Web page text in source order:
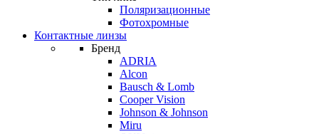
Поляризационные
Фотохромные
Контактные линзы
Бренд
ADRIA
Alcon
Bausch & Lomb
Cooper Vision
Johnson & Johnson
Miru